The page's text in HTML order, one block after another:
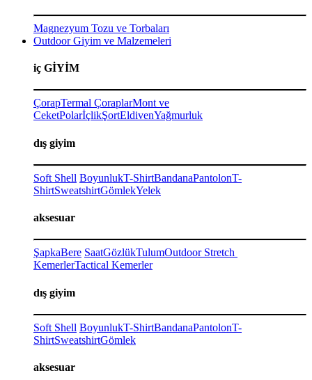
Magnezyum Tozu ve Torbaları
Outdoor Giyim ve Malzemeleri
iç GİYİM
ÇorapTermal ÇoraplarMont ve
CeketPolarİçlikŞortEldivenYağmurluk
dış giyim
Soft Shell BoyunlukT-ShirtBandanaPantolonT-
ShirtSweatshirtGömlekYelek
aksesuar
ŞapkaBere SaatGözlükTulumOutdoor Stretch
KemerlerTactical Kemerler
dış giyim
Soft Shell BoyunlukT-ShirtBandanaPantolonT-
ShirtSweatshirtGömlek
aksesuar